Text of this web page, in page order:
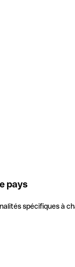
pays
spécifiques à